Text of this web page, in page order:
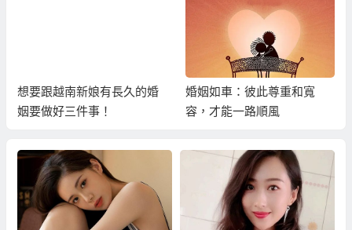
想要跟越南新娘有長久的婚
姻要做好三件事！
婚姻如車：彼此尊重和寬
容，才能一路順風